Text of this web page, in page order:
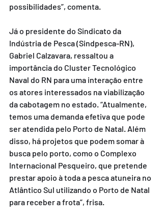
possibilidades”, comenta.
Já o presidente do Sindicato da
Indústria de Pesca (Sindpesca-RN),
Gabriel Calzavara, ressaltou a
importância do Cluster Tecnológico
Naval do RN para uma interação entre
os atores interessados na viabilização
da cabotagem no estado. “Atualmente,
temos uma demanda efetiva que pode
ser atendida pelo Porto de Natal. Além
disso, há projetos que podem somar à
busca pelo porto, como o Complexo
Internacional Pesqueiro, que pretende
prestar apoio à toda a pesca atuneira no
Atlântico Sul utilizando o Porto de Natal
para receber a frota”, frisa.